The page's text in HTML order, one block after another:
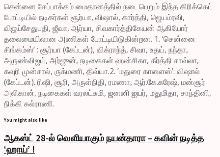
சென்னை சேப்பாக்கம் மைதானத்தில் நடைபெறும் இந்த கிரிக்கெட்
போட்டியில் நடிகர்கள் சூர்யா, விஷால், கார்த்தி, ஜெயம்ரவி,
விஜய்சேதுபதி, ஜீவா, ஆர்யா, சிவகார்த்திகேயன் ஆகியோர்
தலைமையிலான அணிகள் போட்டியிடுகின்றன. 1. ‘சென்னை
சிங்கம்ஸ்’ : சூர்யா (கேப்டன்), விக்ராந்த், சிவா, உதய், நந்தா,
அருண்விஜய், அர்ஜுன், நடிகைகள் ஹன்சிகா, கீர்த்தி சாவ்லா,
கவுரி முன்சால், ருக்மணி, திவ்யா.2. ‘மதுரை காளைஸ்’: விஷால்
(கேப்டன்). ரிஷி, சூரி, அருள்நிதி, ரமணா, ஆர்.கே.சுரேஷ், மன்சூர்
அலிகான், நடிகைகள் வரலட்சுமி, ஜனனி ஐயர், மதுமிதா, சாந்தினி,
நிக்கி கல்ராணி.
You might also like
ஆகஸ்ட் 28-ல் வெளியாகும் நயன்தாரா – கவின் நடித்த
‘ஹாய்’ !